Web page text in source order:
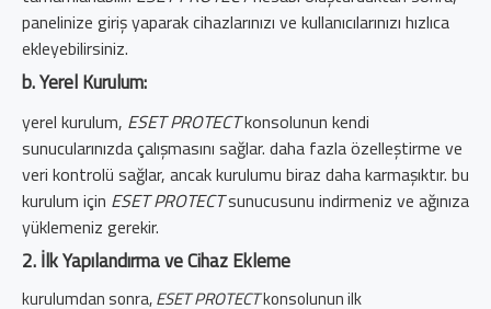
panelinize giriş yaparak cihazlarınızı ve kullanıcılarınızı hızlıca
ekleyebilirsiniz.
b. Yerel Kurulum:
yerel kurulum, ESET PROTECTkonsolunun kendi
sunucularınızda çalışmasını sağlar. daha fazla özelleştirme ve
veri kontrolü sağlar, ancak kurulumu biraz daha karmaşıktır. bu
kurulum için ESET PROTECTsunucusunu indirmeniz ve ağınıza
yüklemeniz gerekir.
2. İlk Yapılandırma ve Cihaz Ekleme
kurulumdan sonra,ESET PROTECTkonsolunun ilk